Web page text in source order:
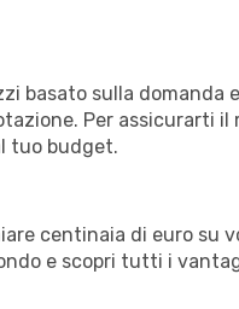
basato sulla domanda
Per assicurarti il
tuo budget.
centinaia di euro su
e scopri tutti i